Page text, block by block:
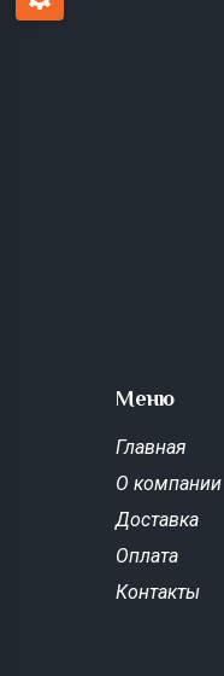
Меню
Главная
О компании
Доставка
Оплата
Контакты